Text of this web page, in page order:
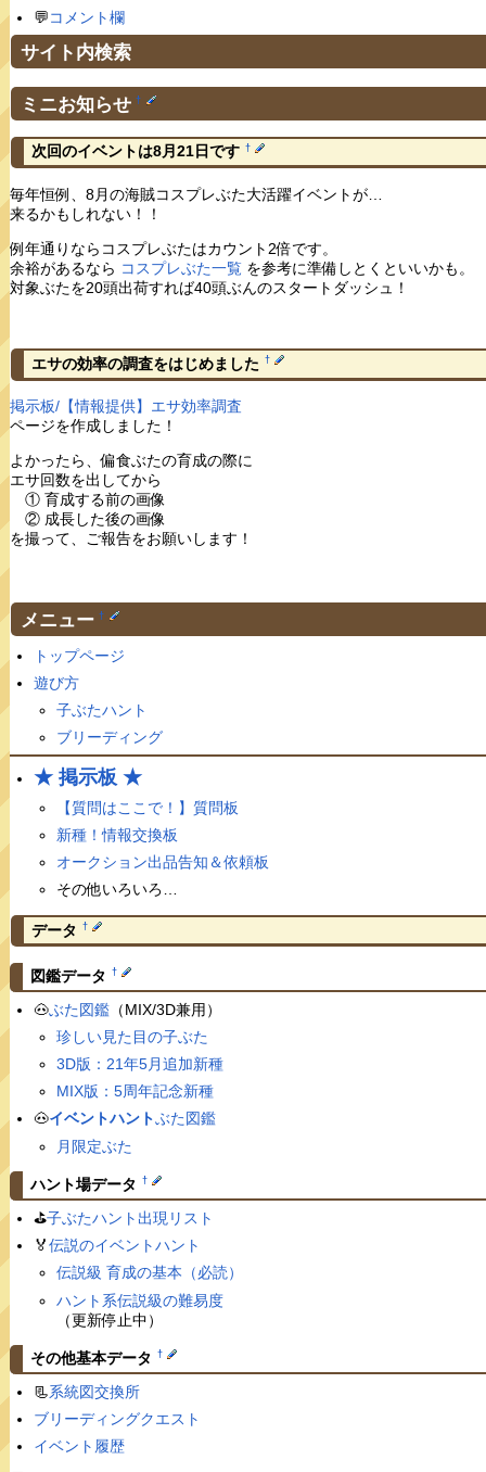
💬コメント欄
サイト内検索
ミニお知らせ †
次回のイベントは8月21日です †
毎年恒例、8月の海賊コスプレぶた大活躍イベントが…
来るかもしれない！！
例年通りならコスプレぶたはカウント2倍です。
余裕があるなら コスプレぶた一覧を参考に準備しとくといいかも。
対象ぶたを20頭出荷すれば40頭ぶんのスタートダッシュ！
エサの効率の調査をはじめました †
掲示板/【情報提供】エサ効率調査
ページを作成しました！
よかったら、偏食ぶたの育成の際に
エサ回数を出してから
① 育成する前の画像
② 成長した後の画像
を撮って、ご報告をお願いします！
メニュー †
トップページ
遊び方
子ぶたハント
ブリーディング
★ 掲示板 ★
【質問はここで！】質問板
新種！情報交換板
オークション出品告知＆依頼板
その他いろいろ…
データ †
図鑑データ †
🐽ぶた図鑑（MIX/3D兼用）
珍しい見た目の子ぶた
3D版：21年5月追加新種
MIX版：5周年記念新種
🐽イベントハントぶた図鑑
月限定ぶた
ハント場データ †
⛳️子ぶたハント出現リスト
🏅伝説のイベントハント
伝説級 育成の基本（必読）
ハント系伝説級の難易度
（更新停止中）
その他基本データ †
📃系統図交換所
ブリーディングクエスト
イベント履歴